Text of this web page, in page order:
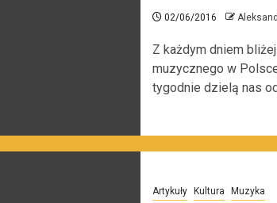
02/06/2016
Z każdym dniem
muzycznego w
tygodnie dzielą nas
Artykuły Kultura Muzyka